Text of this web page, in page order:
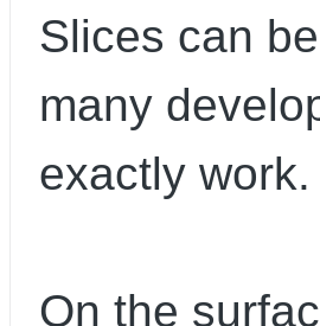
Slices can
many
exactly work.
On the